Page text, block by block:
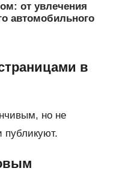
от увлечения
автомобильного
в
но не
публикуют.